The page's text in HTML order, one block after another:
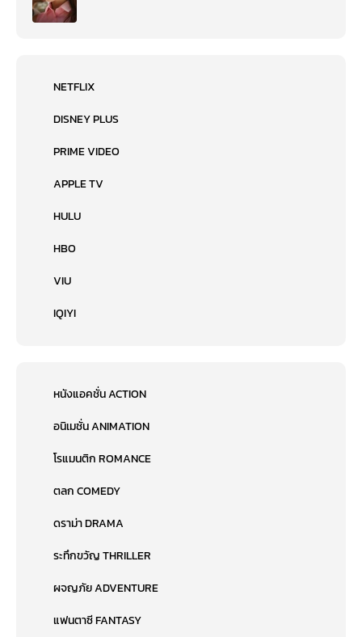
NETFLIX
DISNEY PLUS
PRIME VIDEO
APPLE TV
HULU
HBO
VIU
IQIYI
หนังแอคชั่น ACTION
อนิเมชั่น ANIMATION
โรแมนติก ROMANCE
ตลก COMEDY
ดราม่า DRAMA
ระทึกขวัญ THRILLER
ผจญภัย ADVENTURE
แฟนตาซี FANTASY